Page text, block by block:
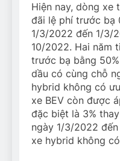
Hiện nay, dòng xe
đãi lệ phí trước bạ
1/3/2022 đến 1/3/
10/2022. Hai năm
trước bạ bằng
dầu có cùng chỗ
hybrid không có
xe BEV còn được
đặc biệt là 3%
ngày 1/3/2022
xe hybrid không